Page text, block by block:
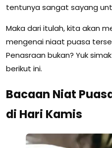
tentunya sangat sayang
Maka dari itulah, kita akan
mengenai niaat puasa
Penasraan bukan? Yuk
berikut ini.
Bacaan Niat
di Hari Kamis